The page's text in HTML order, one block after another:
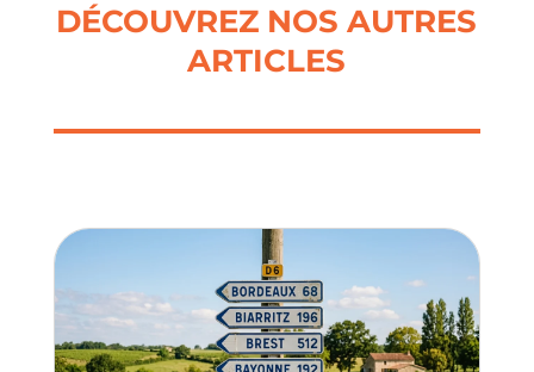
DÉCOUVREZ NOS AUTRES
ARTICLES